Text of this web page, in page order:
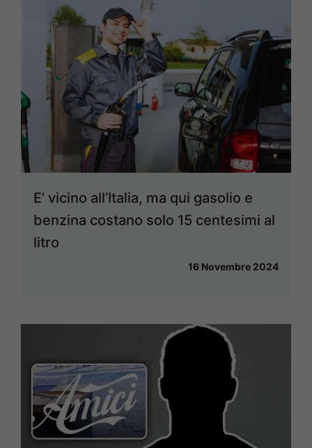
E’ vicino all’Italia, ma qui gasolio e
benzina costano solo 15 centesimi al
litro
16 Novembre 2024